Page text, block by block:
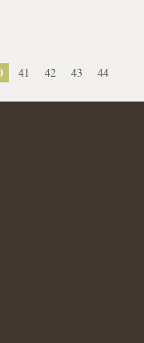
41 42 43
44